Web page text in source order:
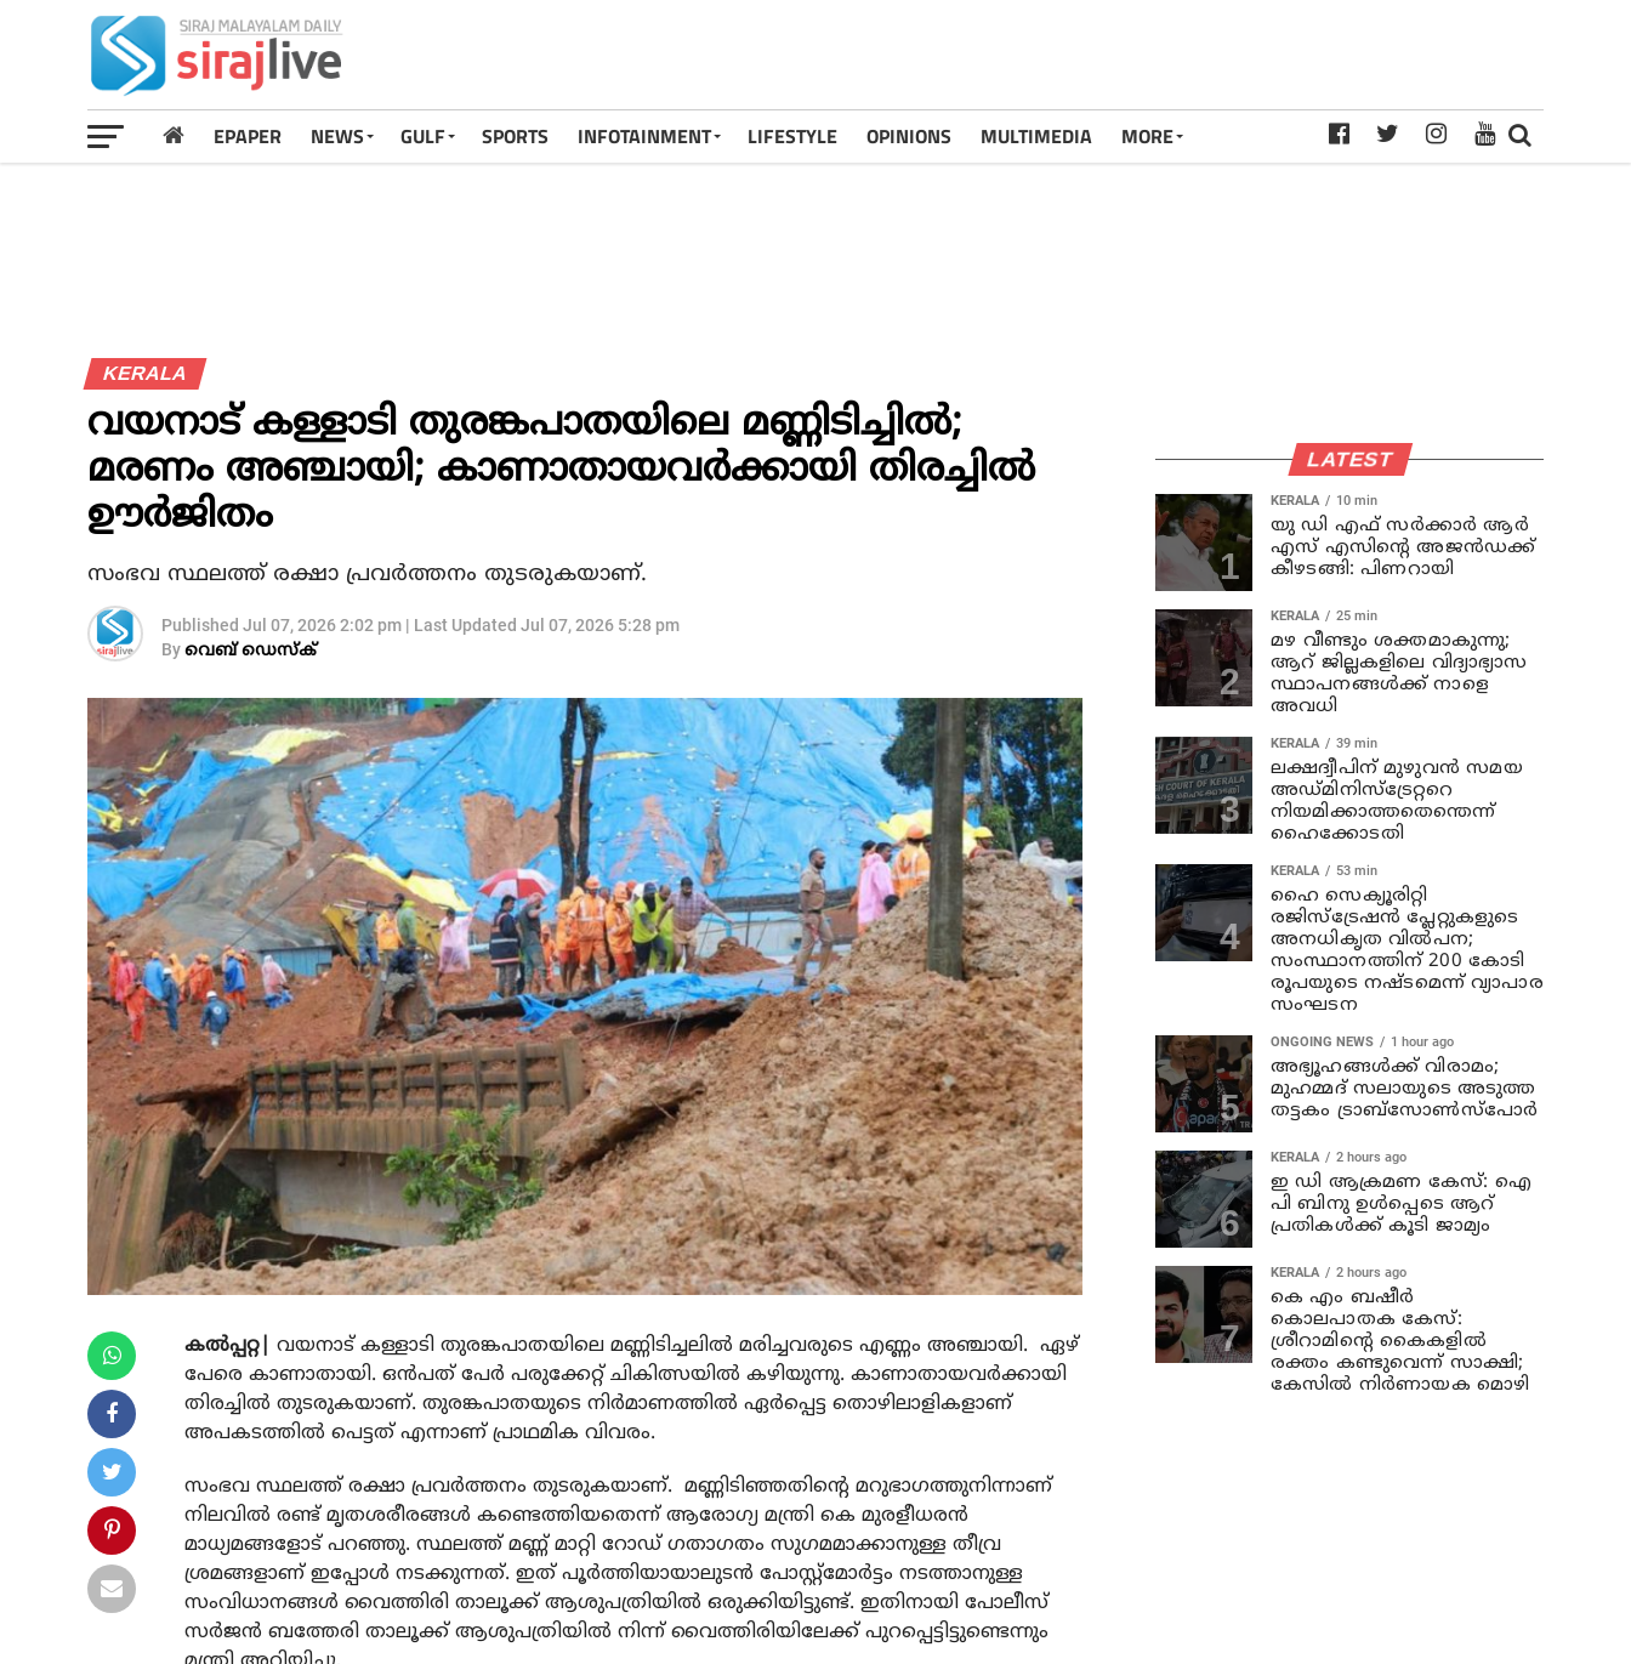
EPAPER NEWS GULF SPORTS INFOTAINMENT LIFESTYLE OPINIONS MULTIMEDIA MORE
KERALA
വയനാട് കള്ളാടി തുരങ്കപാതയിലെ മണ്ണിടിച്ചിൽ;
മരണം അഞ്ചായി; കാണാതായവർക്കായി തിരച്ചിൽ
ഊർജിതം
സംഭവ സ്ഥലത്ത് രക്ഷാ പ്രവർത്തനം തുടരുകയാണ്.
Published Jul 07, 2026 2:02 pm | Last Updated Jul 07, 2026 5:28 pm
Byവെബ് ഡെസ്‌ക്
കല്‍പ്പറ്റ|
വയനാട് കള്ളാടി തുരങ്കപാതയിലെ മണ്ണിടിച്ചലില്‍ മരിച്ചവരുടെ എണ്ണം അഞ്ചായി. ഏഴ്
പേരെ കാണാതായി. ഒൻപത് പേർ പരുക്കേറ്റ് ചികിത്സയിൽ കഴിയുന്നു. കാണാതായവർക്കായി
തിരച്ചില്‍ തുടരുകയാണ്. തുരങ്കപാതയുടെ നിർമാണത്തിൽ ഏർപ്പെട്ട തൊഴിലാളികളാണ്
അപകടത്തിൽ പെട്ടത് എന്നാണ് പ്രാഥമിക വിവരം.
സംഭവ സ്ഥലത്ത് രക്ഷാ പ്രവർത്തനം തുടരുകയാണ്. മണ്ണിടിഞ്ഞതിന്റെ മറുഭാഗത്തുനിന്നാണ്
നിലവിൽ രണ്ട് മൃതശരീരങ്ങൾ കണ്ടെത്തിയതെന്ന് ആരോഗ്യ മന്ത്രി കെ മുരളീധരൻ
മാധ്യമങ്ങളോട് പറഞ്ഞു. സ്ഥലത്ത് മണ്ണ് മാറ്റി റോഡ് ഗതാഗതം സുഗമമാക്കാനുള്ള തീവ്ര
ശ്രമങ്ങളാണ് ഇപ്പോൾ നടക്കുന്നത്. ഇത് പൂർത്തിയായാലുടൻ പോസ്റ്റ്മോർട്ടം നടത്താനുള്ള
സംവിധാനങ്ങൾ വൈത്തിരി താലൂക്ക് ആശുപത്രിയിൽ ഒരുക്കിയിട്ടുണ്ട്. ഇതിനായി പോലീസ്
സർജൻ ബത്തേരി താലൂക്ക് ആശുപത്രിയിൽ നിന്ന് വൈത്തിരിയിലേക്ക് പുറപ്പെട്ടിട്ടുണ്ടെന്നും
LATEST
KERALA 10 min
യു ഡി എഫ് സര്‍ക്കാര്‍ ആര്‍
എസ് എസിന്റെ അജന്‍ഡക്ക്‌
കീഴടങ്ങി: പിണറായി
KERALA 25 min
മഴ വീണ്ടും ശക്തമാകുന്നു;
ആറ് ജില്ലകളിലെ വിദ്യാഭ്യാസ
സ്ഥാപനങ്ങള്‍ക്ക് നാളെ
അവധി
KERALA 39 min
ലക്ഷദ്വീപിന് മുഴുവന്‍ സമയ
അഡ്മിനിസ്‌ട്രേറ്ററെ
നിയമിക്കാത്തതെന്തെന്ന്
ഹൈക്കോടതി
KERALA 53 min
ഹൈ സെക്യൂരിറ്റി
രജിസ്‌ട്രേഷന്‍ പ്ലേറ്റുകളുടെ
അനധികൃത വില്‍പന;
സംസ്ഥാനത്തിന് 200 കോടി
രൂപയുടെ നഷ്ടമെന്ന് വ്യാപാര
സംഘടന
ONGOING NEWS 1 hour ago
അഭ്യൂഹങ്ങള്‍ക്ക് വിരാമം;
മുഹമ്മദ് സലായുടെ അടുത്ത
തട്ടകം ട്രാബ്സോണ്‍സ്പോര്‍
KERALA 2 hours ago
ഇ ഡി ആക്രമണ കേസ്: ഐ
പി ബിനു ഉള്‍പ്പെടെ ആറ്‌
പ്രതികള്‍ക്ക് കൂടി ജാമ്യം
KERALA 2 hours ago
കെ എം ബഷീര്‍
കൊലപാതക കേസ്:
ശ്രീറാമിന്റെ കൈകളില്‍
രക്തം കണ്ടുവെന്ന് സാക്ഷി;
കേസില്‍ നിര്‍ണായക മൊഴി